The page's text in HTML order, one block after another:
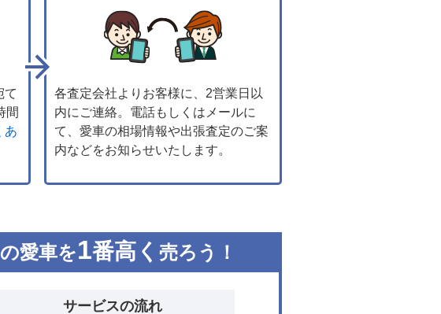
て
間
あ
各査定会社よりお客様に、2営業日以
内にご連絡。電話もしくはメールに
て、愛車の相場情報や出張査定のご案
内などをお知らせいたします。
愛車を1番高く 売ろう！
サービスの流れ